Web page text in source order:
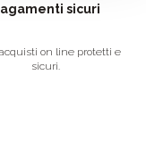
sicuri
on line protetti e
sicuri.